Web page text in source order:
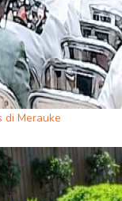
di Merauke